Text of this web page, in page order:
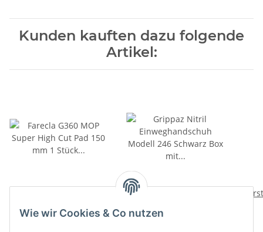
Kunden kauften dazu folgende
Artikel:
Stück GMC650
14,35 €*
Modell 246 Schwarz Box
6,45 €
Wie wir Cookies & Co nutzen